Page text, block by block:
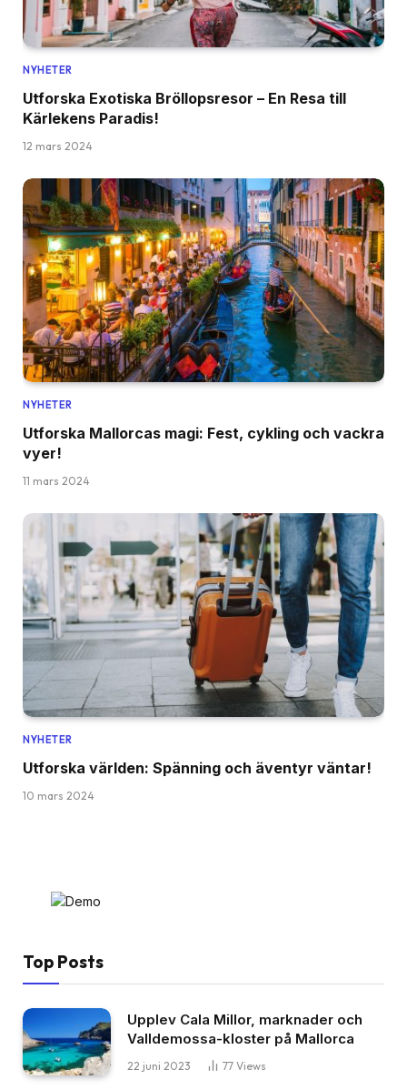
NYHETER
Utforska Exotiska Bröllopsresor – En Resa till
Kärlekens Paradis!
12 mars 2024
NYHETER
Utforska Mallorcas magi: Fest, cykling och vackra
vyer!
11 mars 2024
NYHETER
Utforska världen: Spänning och äventyr väntar!
10 mars 2024
Top Posts
Upplev Cala Millor, marknader och
Valldemossa-kloster på Mallorca
22 juni 2023 77 Views